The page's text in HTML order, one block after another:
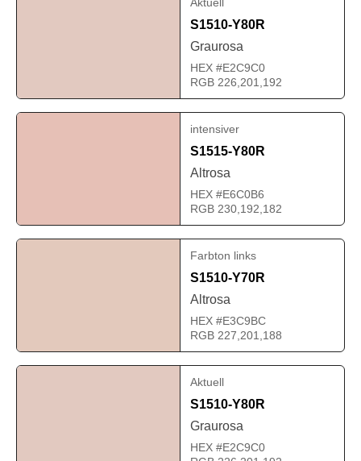
Aktuell
S1510-Y80R
Graurosa
HEX #E2C9C0
RGB 226,201,192
intensiver
S1515-Y80R
Altrosa
HEX #E6C0B6
RGB 230,192,182
Farbton links
S1510-Y70R
Altrosa
HEX #E3C9BC
RGB 227,201,188
Aktuell
S1510-Y80R
Graurosa
HEX #E2C9C0